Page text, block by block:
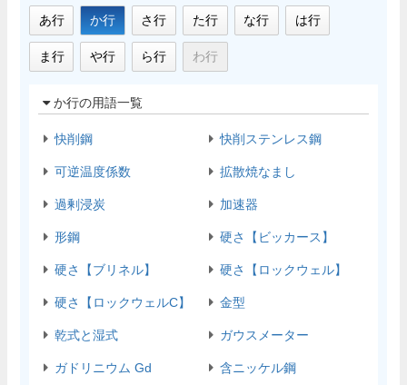
あ行 か行 さ行 た行 な行 は行
ま行 や行 ら行 わ行
か行の用語一覧
快削鋼 快削ステンレス鋼
可逆温度係数 拡散焼なまし
過剰浸炭 加速器
形鋼 硬さ【ビッカース】
硬さ【ブリネル】 硬さ【ロックウェル】
硬さ【ロックウェルC】 金型
乾式と湿式 ガウスメーター
ガドリニウム Gd 含ニッケル鋼